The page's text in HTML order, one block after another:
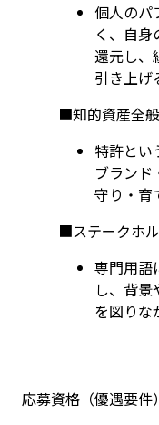
個人のパ
く、自
還元し、
引き上げ
■知的資産全
特許とい
ブランド
守り・育
■ステークホ
専門用語
し、背
を図りな
応募資格（優遇要件）